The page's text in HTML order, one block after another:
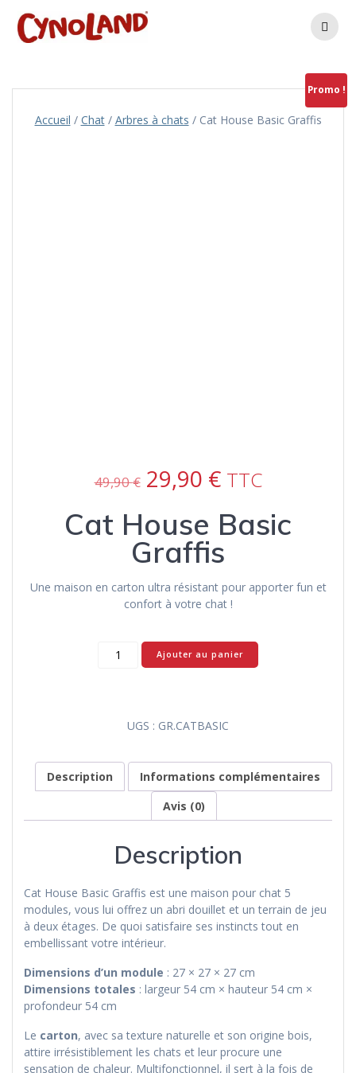
Accueil / Chat/ Arbres à chats / Cat House Basic Graffis
Promo !
49,90€ Le
prix
était :
49,90 €.
29,90 €Le
prix
actuel
est :
29,90 €.
TTC
Cat House Basic
Graffis
Une maison en carton ultra résistant pour apporter fun et
confort à votre chat !
quantité
Graffis
Ajouter au panier
UGS : GR.CATBASIC
Description
Informations complémentaires
Avis (0)
Description
Cat House Basic Graffis est une maison pour chat 5
modules, vous lui offrez un abri douillet et un terrain de jeu
à deux étages. De quoi satisfaire ses instincts tout en
embellissant votre intérieur.
Dimensions d’un module : 27 × 27 × 27 cm
Dimensions totales : largeur 54 cm × hauteur 54 cm ×
profondeur 54 cm
Le carton, avec sa texture naturelle et son origine bois,
attire irrésistiblement les chats et leur procure une
sensation de chaleur. Multifonctionnel, il sert à la fois de